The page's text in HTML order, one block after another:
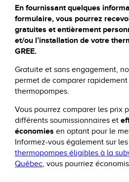
En fournissant quelques
formulaire, vous pourrez
gratuites et entièrement
et/ou l’installation de votre
GREE.
Gratuite et sans engagement,
permet de comparer
thermopompes.
Vous pourrez comparer les prix
différents soumissionnaires et
économies en optant pour le
Informez-vous également sur les
thermopompes éligibles à la
Québec , vous pourriez